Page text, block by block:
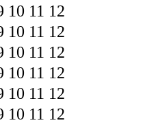
10 11 12
10 11 12
10 11 12
10 11 12
10 11 12
10 11 12